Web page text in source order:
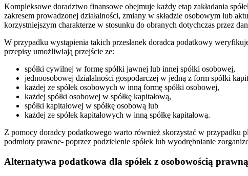
Kompleksowe doradztwo finansowe obejmuje każdy etap zakładania
zakresem prowadzonej działalności, zmiany w składzie osobowym lub
korzystniejszym charakterze w stosunku do obranych dotychczas przez
W przypadku wystąpienia takich przesłanek doradca podatkowy
przepisy umożliwiają przejście ze:
spółki cywilnej w formę spółki jawnej lub innej spółki osobowej,
jednoosobowej działalności gospodarczej w jedną z form spółki
każdej ze spółek osobowych w inną formę spółki osobowej,
każdej spółki osobowej w spółkę kapitałową,
spółki kapitałowej w spółkę osobową lub
każdej ze spółek kapitałowych w inną spółkę kapitałową.
Z pomocy doradcy podatkowego warto również skorzystać w przypadku
podmioty prawne- poprzez podzielenie spółek lub wyodrębnianie
Alternatywa podatkowa dla spółek z osobowością